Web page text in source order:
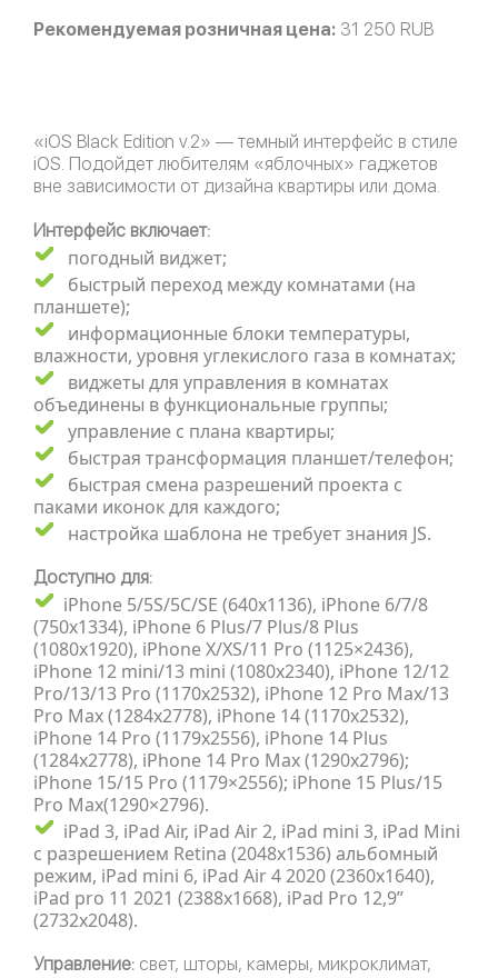
Рекомендуемая розничная цена: 31 250 RUB
«iOS Black Edition v.2» — темный интерфейс в стиле
iOS. Подойдет любителям «яблочных» гаджетов
вне зависимости от дизайна квартиры или дома.
Интерфейс включает:
погодный виджет;
быстрый переход между комнатами (на
планшете);
информационные блоки температуры,
влажности, уровня углекислого газа в комнатах;
виджеты для управления в комнатах
объединены в функциональные группы;
управление с плана квартиры;
быстрая трансформация планшет/телефон;
быстрая смена разрешений проекта с
паками иконок для каждого;
настройка шаблона не требует знания JS.
Доступно для:
iPhone 5/5S/5C/SE (640x1136), iPhone 6/7/8
(750x1334), iPhone 6 Plus/7 Plus/8 Plus
(1080x1920), iPhone X/XS/11 Pro (1125×2436),
iPhone 12 mini/13 mini (1080x2340), iPhone 12/12
Pro/13/13 Pro (1170x2532), iPhone 12 Pro Max/13
Pro Max (1284x2778), iPhone 14 (1170x2532),
iPhone 14 Pro (1179x2556), iPhone 14 Plus
(1284x2778), iPhone 14 Pro Max (1290x2796);
iPhone 15/15 Pro (1179×2556); iPhone 15 Plus/15
Pro Max(1290×2796).
iPad 3, iPad Air, iPad Air 2, iPad mini 3, iPad Mini
с разрешением Retina (2048x1536) альбомный
режим, iPad mini 6, iPad Air 4 2020 (2360x1640),
iPad pro 11 2021 (2388x1668), iPad Pro 12,9”
(2732x2048).
Управление: свет, шторы, камеры, микроклимат,